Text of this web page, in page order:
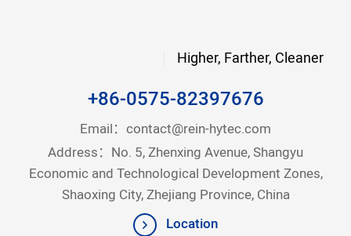
Higher, Farther, Cleaner
+86-0575-82397676
Email： contact@rein-hytec.com
Address：No. 5, Zhenxing Avenue, Shangyu
Economic and Technological Development Zones,
Shaoxing City, Zhejiang Province, China
Location